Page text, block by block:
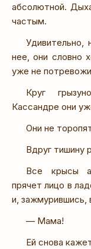
абсолютной.
частым.
Удивительно,
нее, они словно
уже не
Круг
Кассандре они
Они не
Вдруг тишину
Все крысы
прячет лицо в
и, зажмурившись,
— Мама!
Ей снова